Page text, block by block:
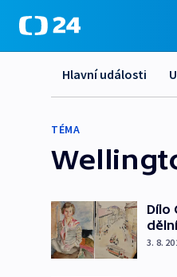
Hlavní události
TÉMA
Dílo
3. 8.